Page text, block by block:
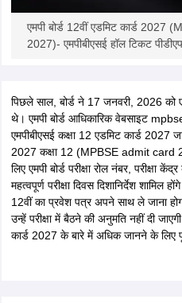
एमपी बोर्ड 12वीं एडमिट कार्ड
2027)- एमपीबीएसई हॉल टिकट
पिछले साल, बोर्ड ने 17 जनवरी, 2026 को
थे। एमपी बोर्ड आधिकारिक वेबसाइट
एमपीबीएसई कक्षा 12 एडमिट कार्ड 2027
2027 कक्षा 12 (MPBSE admit card
लिए एमपी बोर्ड परीक्षा रोल नंबर, परीक्षा
महत्वपूर्ण परीक्षा दिवस दिशानिर्देश शामिल
12वीं का प्रवेश पत्र अपने साथ ले जाना
उन्हें परीक्षा में बैठने की अनुमति नहीं दी
कार्ड 2027 के बारे में अधिक जानने के लिए